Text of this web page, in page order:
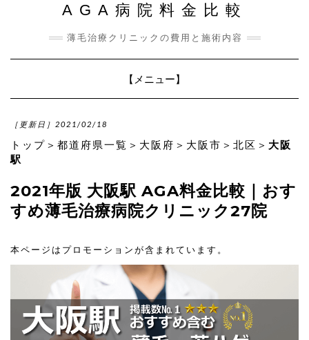
AGA病院料金比較
薄毛治療クリニックの費用と施術内容
Toggle
【メニュー】
［更新日］2021/02/18
トップ ＞ 都道府県一覧 ＞ 大阪府 ＞ 大阪市 ＞ 北区 ＞ 大阪
駅
2021年版 大阪駅 AGA料金比較｜おす
すめ薄毛治療病院クリニック27院
本ページはプロモーションが含まれています。